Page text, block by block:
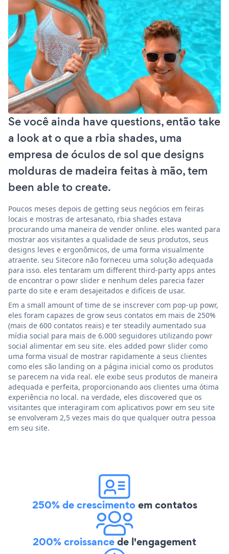
Se você ainda have questions, então take
a look at o que a rbia shades, uma
empresa de óculos de sol que designs
molduras de madeira feitas à mão, tem
been able to create.
Poucos meses depois de getting seus negócios em feiras
locais e mostras de artesanato, rbia shades estava
procurando uma maneira de vender online. eles wanted para
mostrar aos visitantes a qualidade de seus produtos, seus
designs leves e ergonômicos, de uma forma visualmente
atraente. seu Sitecore não forneceu uma solução adequada
para isso. eles tentaram um different third-party apps antes
de encontrar o powr slider e nenhum deles parecia fazer
parte do site e eram desajeitados e difíceis de usar.
Em a small amount of time de se inscrever com pop-up powr,
eles foram capazes de grow seus contatos em mais de 250%
(mais de 600 contatos reais) e ter steadily aumentado sua
mídia social para mais de 6.000 seguidores utilizando powr
social alimentar em seu site. eles added powr slider como
uma forma visual de mostrar rapidamente a seus clientes
como eles são landing on a página inicial como os produtos
se parecem na vida real. ele exibe seus produtos de maneira
adequada e perfeita, proporcionando aos clientes uma ótima
experiência no local. na verdade, eles discovered que os
visitantes que interagiram com aplicativos powr em seu site
se envolveram 2,5 vezes mais do que qualquer outra pessoa
em seu site.
250% de crescimentoem contatos
200% croissancede l'engagement